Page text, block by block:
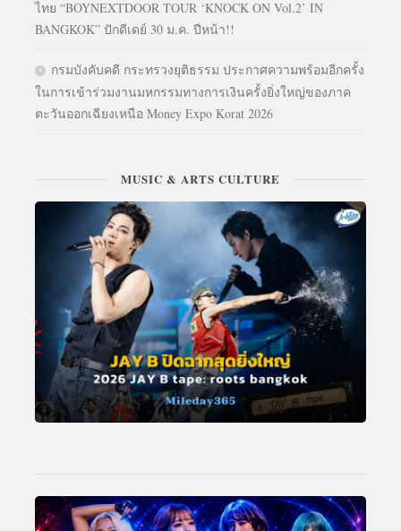
ไทย “BOYNEXTDOOR TOUR ‘KNOCK ON Vol.2’ IN
BANGKOK” ปักดีเดย์ 30 ม.ค. ปีหน้า!!
กรมบังคับคดี กระทรวงยุติธรรม ประกาศความพร้อมอีกครั้ง
ในการเข้าร่วมงานมหกรรมทางการเงินครั้งยิ่งใหญ่ของภาค
ตะวันออกเฉียงเหนือ Money Expo Korat 2026
MUSIC & ARTS CULTURE